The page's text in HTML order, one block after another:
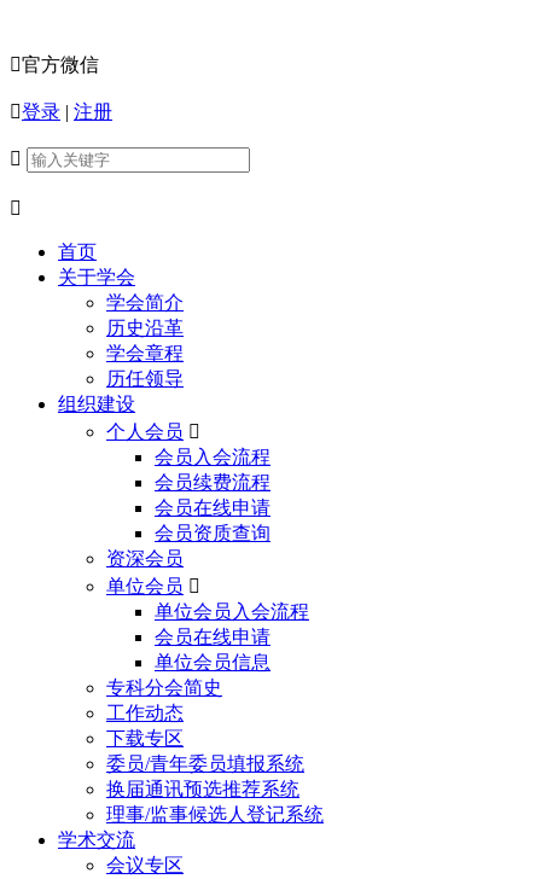
官方微信
登录 | 注册


首页
关于学会
学会简介
历史沿革
学会章程
历任领导
组织建设
个人会员 
会员入会流程
会员续费流程
会员在线申请
会员资质查询
资深会员
单位会员 
单位会员入会流程
会员在线申请
单位会员信息
专科分会简史
工作动态
下载专区
委员/青年委员填报系统
换届通讯预选推荐系统
理事/监事候选人登记系统
学术交流
会议专区